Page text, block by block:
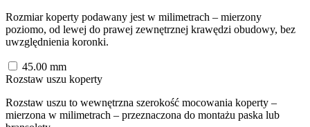
Rozmiar koperty podawany jest w milimetrach – mierzony
poziomo, od lewej do prawej zewnętrznej krawędzi obudowy, bez
uwzględnienia koronki.
45.00 mm
Rozstaw uszu koperty
Rozstaw uszu to wewnętrzna szerokość mocowania koperty –
mierzona w milimetrach – przeznaczona do montażu paska lub